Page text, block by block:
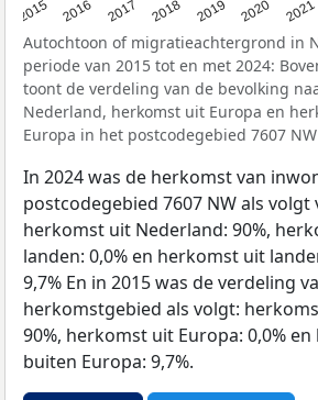
2015 2016 2017 2018 2019 2020 2021
Autochtoon of migratieachtergrond in
periode van 2015 tot en met 2024:
toont de verdeling van de bevolking
Nederland, herkomst uit Europa en
Europa in het postcodegebied 7607
In 2024 was de herkomst van
postcodegebied 7607 NW als volgt
herkomst uit Nederland: 90%,
landen: 0,0% en herkomst uit
9,7% En in 2015 was de verdeling
herkomstgebied als volgt:
90%, herkomst uit Europa: 0,0%
buiten Europa: 9,7%.